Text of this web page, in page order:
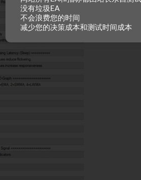
没有垃圾EA
不会浪费您的时间
减少您的决策成本和测试时间成本